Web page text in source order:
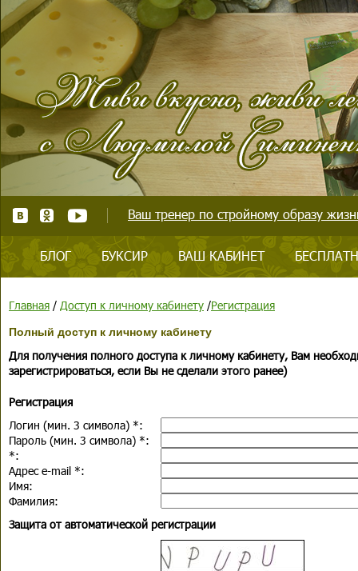
Ваш тренер по стройному образу
БЛОГ БУКСИР ВАШ КАБИНЕТ
Главная / Доступ к личному кабинету /Регистрация
Полный доступ к личному кабинету
Для получения полного доступа к личному кабинету, Вам
зарегистрироваться, если Вы не сделали этого ранее)
Регистрация
Логин (мин. 3 символа) *:
Пароль (мин. 3 символа) *:
*:
Адрес e-mail *:
Имя:
Фамилия:
Защита от автоматической регистрации